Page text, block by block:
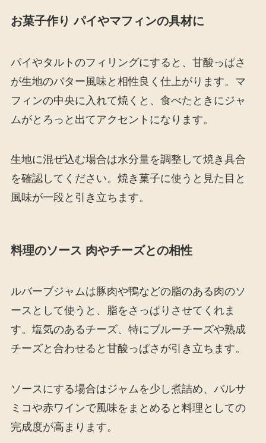
お菓子作り パイやマフィンの具材に
パイやタルトのフィリングにすると、甘酸っぱさ
が生地のバター風味と相性良く仕上がります。マ
フィンの中央に入れて焼くと、食べたときにジャ
ムがとろっと出てアクセントになります。
生地に混ぜ込む場合は水分量を調整して焼き具合
を確認してください。焼き菓子に使うと見た目と
風味が一段と引き立ちます。
料理のソース 肉やチーズとの相性
ルバーブジャムは豚肉や鴨などの脂のある肉のソ
ースとして使うと、脂をさっぱりさせてくれま
す。塩気のあるチーズ、特にブルーチーズや熟成
チーズと合わせると甘酸っぱさが引き立ちます。
ソースにする場合はジャムを少し煮詰め、バルサ
ミコや赤ワインで風味をまとめると料理としての
完成度が高まります。